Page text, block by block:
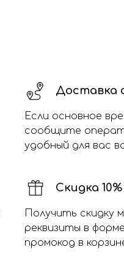
Доставка
Если основное
сообщите
удобный для вас
Скидка
Получить скидку
реквизиты в
промокод в